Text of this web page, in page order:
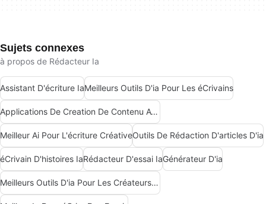
Sujets connexes
à propos de Rédacteur Ia
Assistant D'écriture IaMeilleurs Outils D'ia Pour Les éCrivains
Applications De Creation De Contenu Avec Intelligence Artificielle
Meilleur Ai Pour L'écriture CréativeOutils De Rédaction D'articles D'ia
éCrivain D'histoires IaRédacteur D'essai IaGénérateur D'ia
Meilleurs Outils D'ia Pour Les Créateurs De Contenu